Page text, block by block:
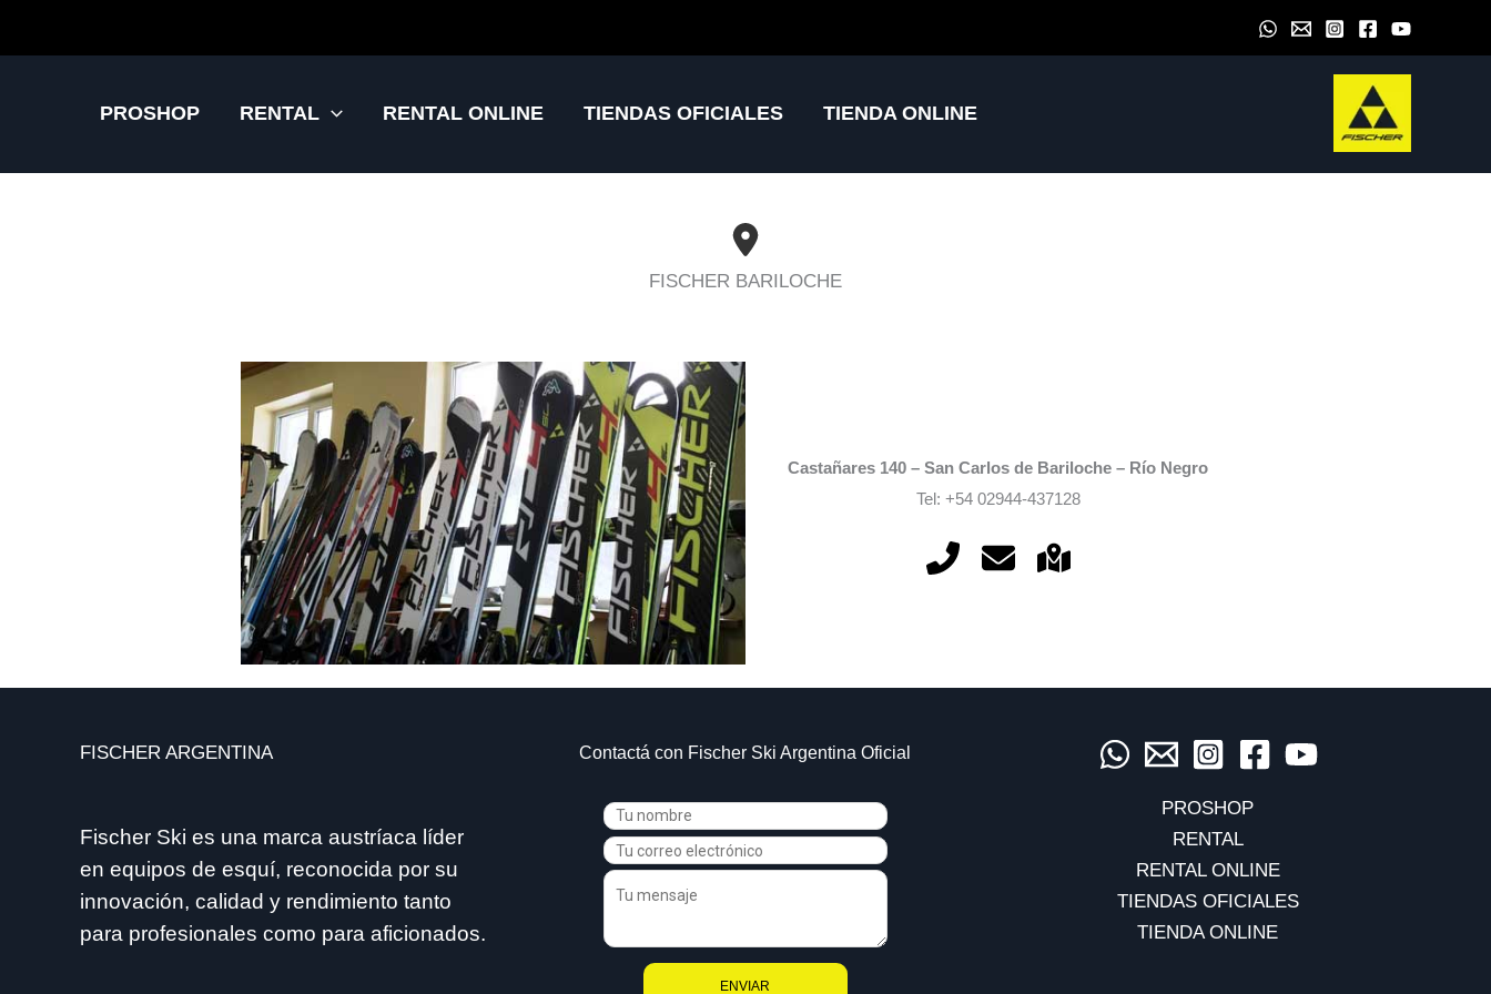
PROSHOP RENTAL RENTAL ONLINE TIENDAS OFICIALES TIENDA ONLINE
FISCHER BARILOCHE
Castañares 140 – San Carlos de Bariloche – Río Negro
Tel: +54 02944-437128
FISCHER ARGENTINA
Fischer Ski es una marca austríaca líder
en equipos de esquí, reconocida por su
innovación, calidad y rendimiento tanto
para profesionales como para aficionados.
Contactá con Fischer Ski Argentina Oficial
PROSHOP
RENTAL
RENTAL ONLINE
TIENDAS OFICIALES
TIENDA ONLINE